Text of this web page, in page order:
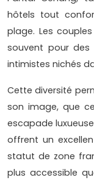
hôtels tout
plage. Les
souvent pour
intimistes nichés
Cette diversité
son image, que
escapade
offrent un
statut de zone
plus accessible